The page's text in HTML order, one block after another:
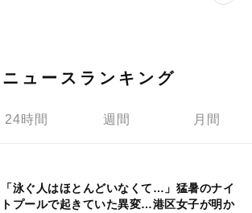
ニュースランキング
24時間 週間 月間
「泳ぐ人はほとんどいなくて…」猛暑のナイ
トプールで起きていた異変…港区女子が明か